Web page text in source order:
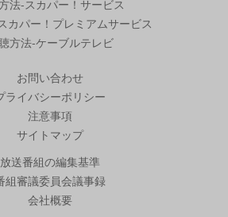
法-スカパー！サービス
カパー！プレミアムサービス
方法-ケーブルテレビ
お問い合わせ
ライバシーポリシー
注意事項
サイトマップ
放送番組の編集基準
組審議委員会議事録
会社概要